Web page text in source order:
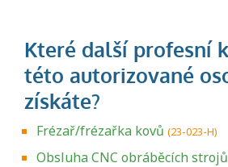
Frézař/frézařka kovů (23-023-H)
Obsluha CNC obráběcích strojů